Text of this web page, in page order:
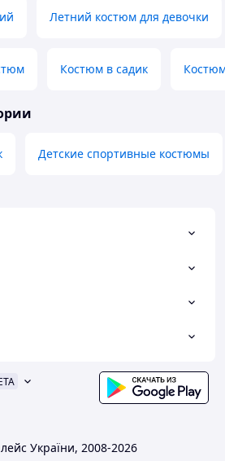
Летний костюм для девочки
Костюм в садик
Детские спортивные костюмы
України, 2008-2026